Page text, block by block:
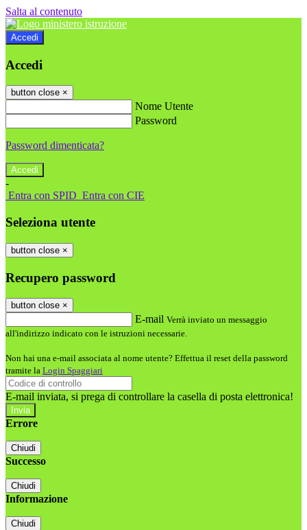
Salta al contenuto
Accedi
Accedi
button close ×
Nome Utente
Password
Password dimenticata?
-
Entra con SPID Entra con CIE
Seleziona utente
button close ×
Recupero password
button close ×
E-mail Verrà inviato un messaggio
all'indirizzo indicato con le istruzioni necessarie.
Non hai una e-mail associata al nome utente? Effettua il reset della password
tramite la Login Spaggiari
E-mail inviata, si prega di controllare la casella di posta elettronica!
Errore
Chiudi
Successo
Chiudi
Informazione
Chiudi